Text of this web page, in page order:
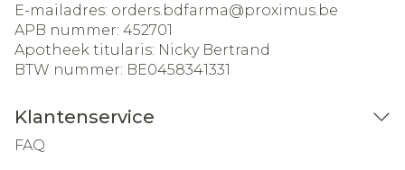
E-mailadres: orders.bdfarma@proximus.be
APB nummer: 452701
Apotheek titularis: Nicky Bertrand
BTW nummer: BE0458341331
Klantenservice
FAQ